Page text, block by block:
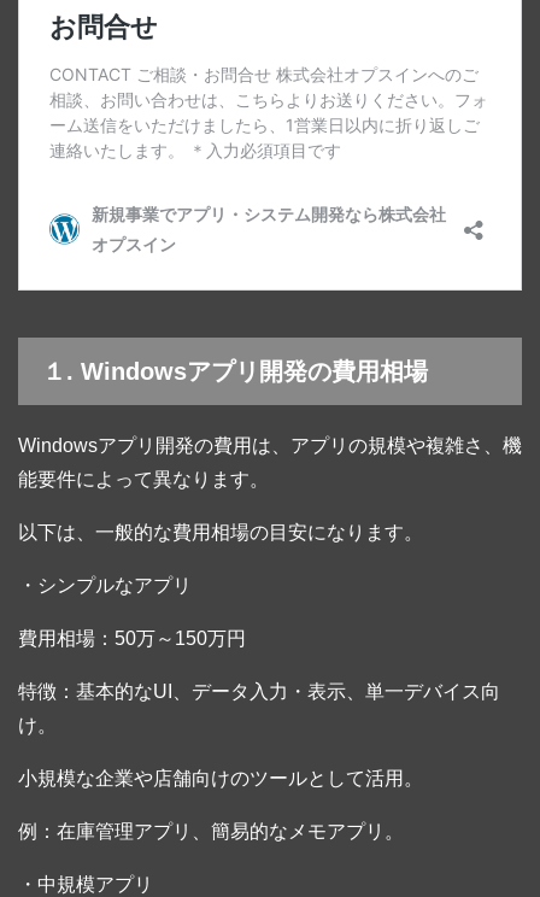
１. Windowsアプリ開発の費用相場
Windowsアプリ開発の費用は、アプリの規模や複雑さ、機
能要件によって異なります。
以下は、一般的な費用相場の目安になります。
・シンプルなアプリ
費用相場：50万～150万円
特徴：基本的なUI、データ入力・表示、単一デバイス向
け。
小規模な企業や店舗向けのツールとして活用。
例：在庫管理アプリ、簡易的なメモアプリ。
・中規模アプリ